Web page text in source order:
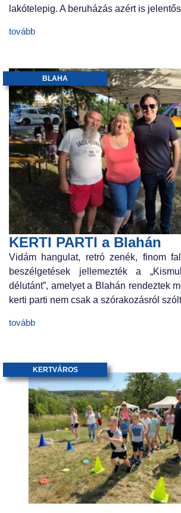
lakótelepig. A beruházás azért is
tovább
KERTI PARTI a Blahán
BLAHA
Vidám hangulat, retró zenék, finom
beszélgetések jellemezték a
délutánt”, amelyet a Blahán rendeztek
kerti parti nem csak a szórakozásról
tovább
KERTVÁROS